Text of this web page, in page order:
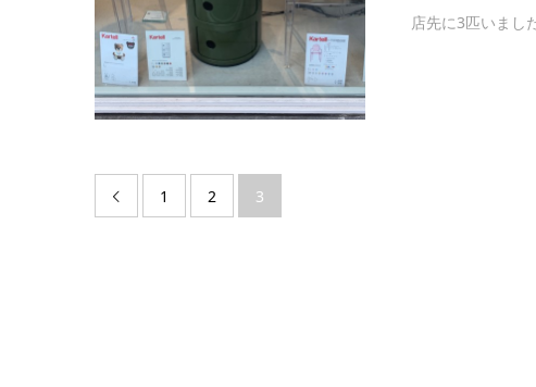
店先に3匹いまし
 1 2 3